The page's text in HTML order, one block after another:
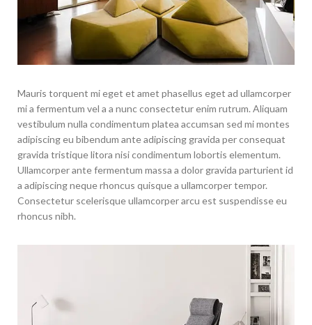
Mauris torquent mi eget et amet phasellus eget ad ullamcorper
mi a fermentum vel a a nunc consectetur enim rutrum. Aliquam
vestibulum nulla condimentum platea accumsan sed mi montes
adipiscing eu bibendum ante adipiscing gravida per consequat
gravida tristique litora nisi condimentum lobortis elementum.
Ullamcorper ante fermentum massa a dolor gravida parturient id
a adipiscing neque rhoncus quisque a ullamcorper tempor.
Consectetur scelerisque ullamcorper arcu est suspendisse eu
rhoncus nibh.